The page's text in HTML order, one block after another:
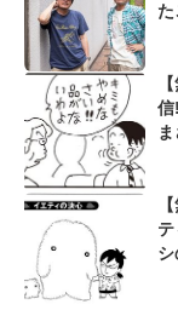
た
信